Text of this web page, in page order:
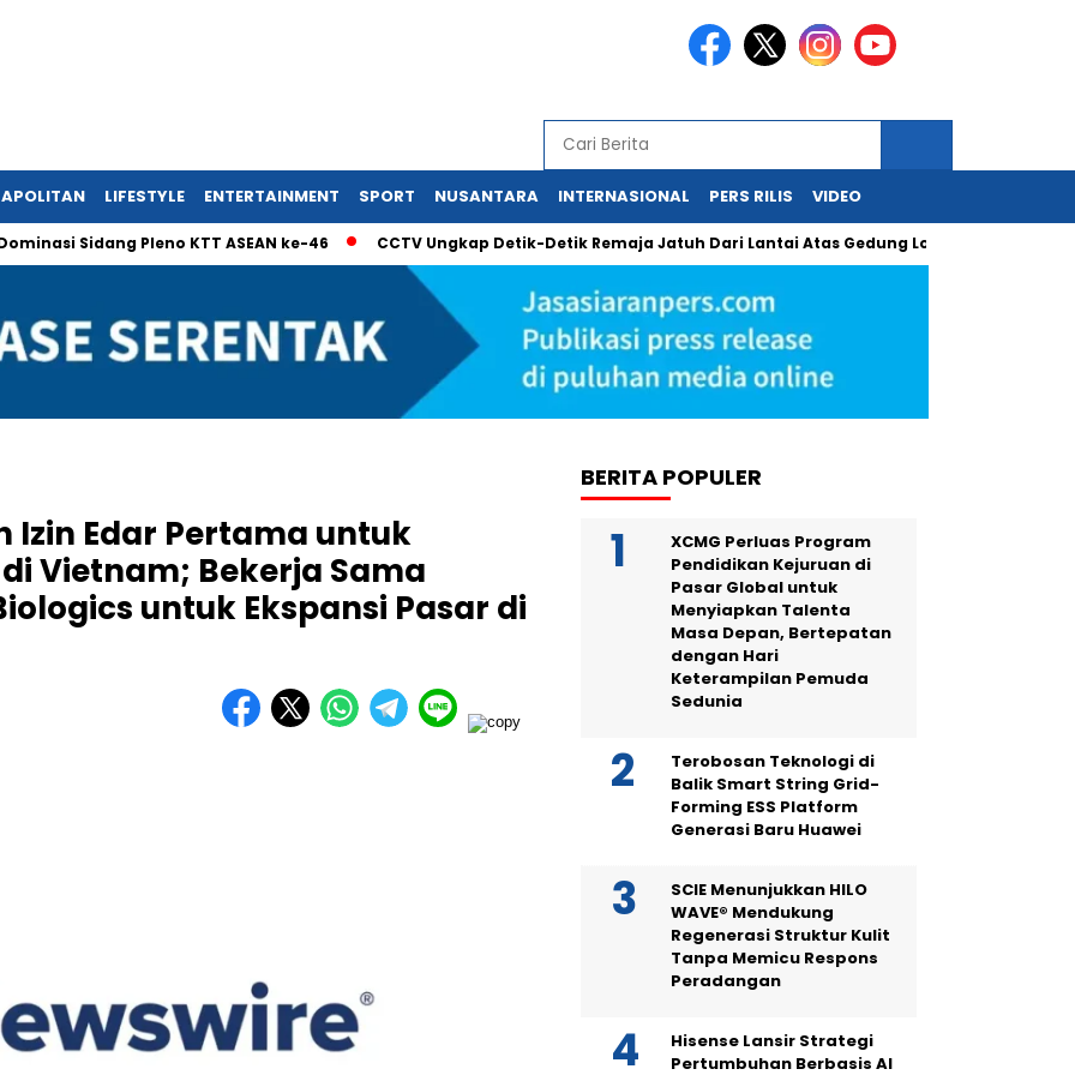
LIFESTYLE ENTERTAINMENT SPORT NUSANTARA INTERNASIONAL PERS RILIS VIDEO
Sidang Pleno KTT ASEAN ke-46 CCTV Ungkap Detik-Detik Remaja Jatuh Dari Lantai Atas Gedung Lotte Avenue Mega
Izin Edar Pertama untuk
Vietnam; Bekerja Sama
untuk Ekspansi Pasar di
BERITA POPULER
XCMG Perluas Program
Pendidikan Kejuruan di
Pasar Global untuk
Menyiapkan Talenta
Masa Depan, Bertepatan
dengan Hari
Keterampilan Pemuda
Sedunia
Terobosan Teknologi di
Balik Smart String Grid-
Forming ESS Platform
Generasi Baru Huawei
SCIE Menunjukkan HILO
WAVE® Mendukung
Regenerasi Struktur Kulit
Tanpa Memicu Respons
Peradangan
Hisense Lansir Strategi
Pertumbuhan Berbasis AI